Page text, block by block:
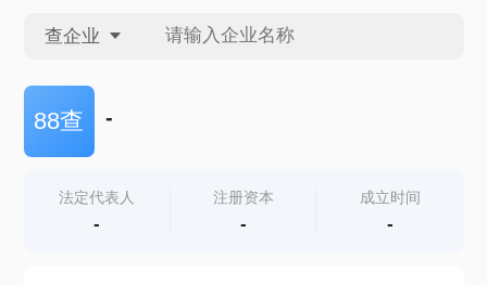
查企业
查企业
查产地
88查 -
法定代表人
-
注册资本
-
成立时间
-